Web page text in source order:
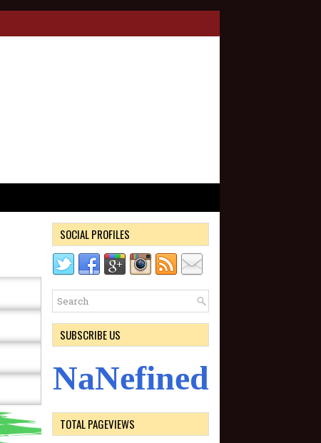
SOCIAL PROFILES
SUBSCRIBE US
NaNefined
TOTAL PAGEVIEWS